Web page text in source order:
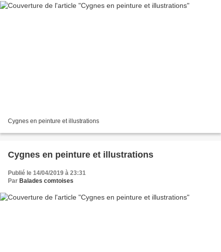
Cygnes en peinture et illustrations
Cygnes en peinture et illustrations
Publié le 14/04/2019 à 23:31
Par Balades comtoises